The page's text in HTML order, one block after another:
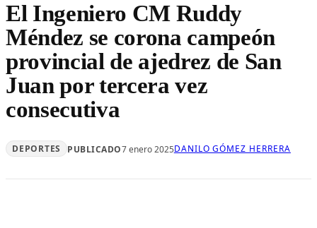
El Ingeniero CM Ruddy
Méndez se corona campeón
provincial de ajedrez de San
Juan por tercera vez
consecutiva
DEPORTES PUBLICADO7 enero 2025DANILO GÓMEZ HERRERA